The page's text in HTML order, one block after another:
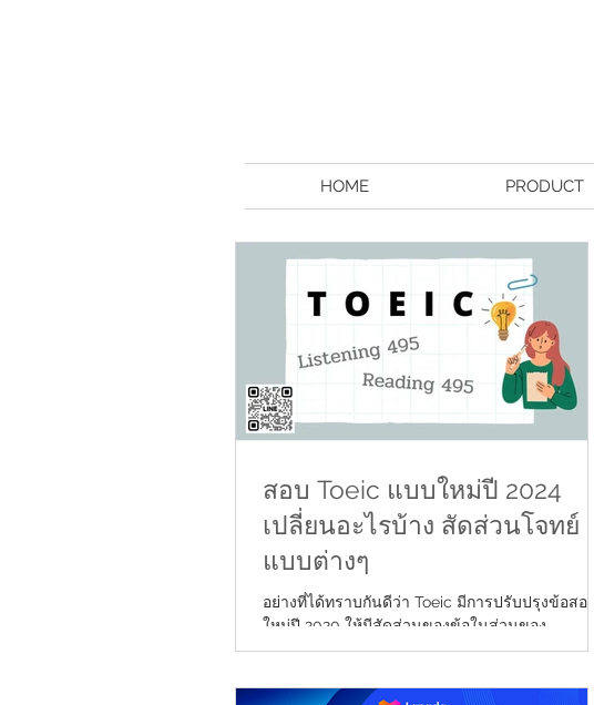
สอบ Toeic แบบใหม่ปี 2024
เปลี่ยนอะไรบ้าง สัดส่วนโจทย์
แบบต่างๆ
อย่างที่ได้ทราบกันดีว่า Toeic มีการปรับปรุงข้อสอบ
ใหม่ปี 2020 ให้มีสัดส่วนของข้อในส่วนของ
Listening จะมีสัดส่วนของ part photographs น้อย
Short conversations ส่วน Reading ข้อสอบส่วน
HOME PRODUCT